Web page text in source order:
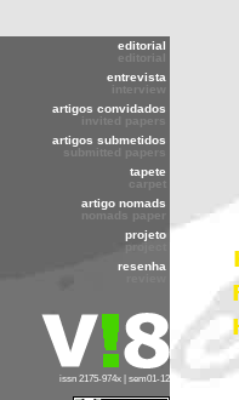
editorial
editorial
entrevista
interview
artigos convidados
invited papers
artigos submetidos
submitted papers
tapete
carpet
artigo nomads
nomads paper
projeto
project
resenha
issn 2175-974x | sem01-12